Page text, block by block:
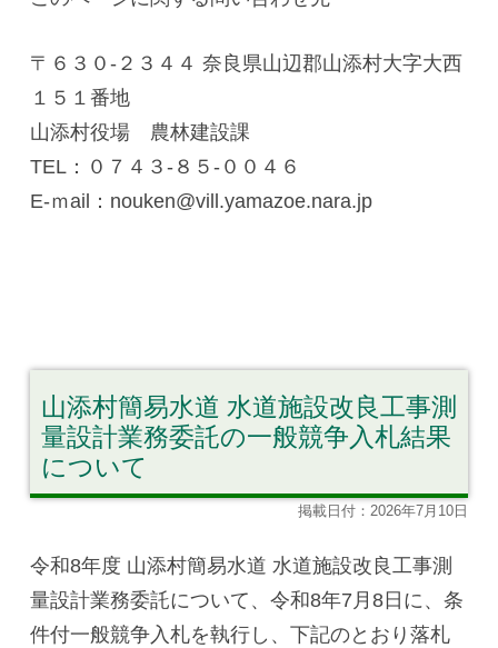
〒６３０-２３４４ 奈良県山辺郡山添村大字大西
１５１番地
山添村役場 農林建設課
TEL：０７４３-８５-００４６
E-ｍail：nouken@vill.yamazoe.nara.jp
山添村簡易水道 水道施設改良工事測
量設計業務委託の一般競争入札結果
について
掲載日付：2026年7月10日
令和8年度 山添村簡易水道 水道施設改良工事測
量設計業務委託について、令和8年7月8日に、条
件付一般競争入札を執行し、下記のとおり落札